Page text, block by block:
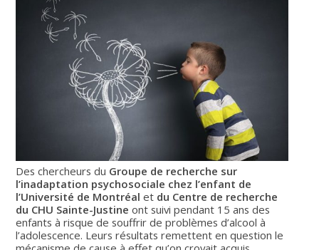
Des chercheurs du Groupe de recherche sur
l’inadaptation psychosociale chez l’enfant de
l’Université de Montréalet du Centre de recherche
du CHU Sainte-Justine ont suivi pendant 15 ans des
enfants à risque de souffrir de problèmes d’alcool à
l’adolescence. Leurs résultats remettent en question le